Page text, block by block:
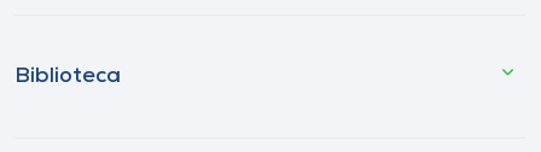
Biblioteca